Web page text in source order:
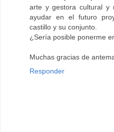
arte y gestora cultural y
ayudar en el futuro
castillo y su conjunto.
¿Sería posible ponerme
Muchas gracias de
Responder